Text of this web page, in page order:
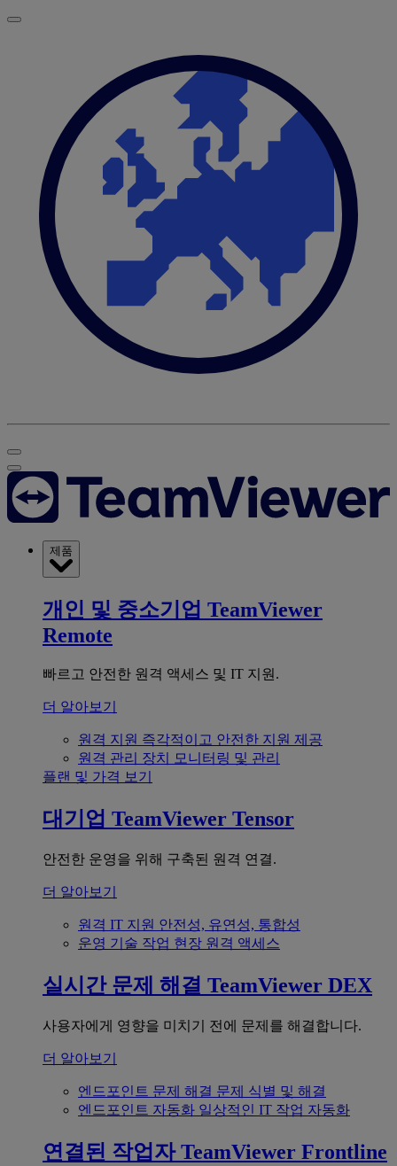
제품
개인 및 중소기업 TeamViewer
Remote
빠르고 안전한 원격 액세스 및 IT 지원.
더 알아보기
원격 지원 즉각적이고 안전한 지원 제공
원격 관리 장치 모니터링 및 관리
플랜 및 가격 보기
대기업 TeamViewer Tensor
안전한 운영을 위해 구축된 원격 연결.
더 알아보기
원격 IT 지원 안전성, 유연성, 통합성
운영 기술 작업 현장 원격 액세스
실시간 문제 해결 TeamViewer DEX
사용자에게 영향을 미치기 전에 문제를 해결합니다.
더 알아보기
엔드포인트 문제 해결 문제 식별 및 해결
엔드포인트 자동화 일상적인 IT 작업 자동화
연결된 작업자 TeamViewer Frontline